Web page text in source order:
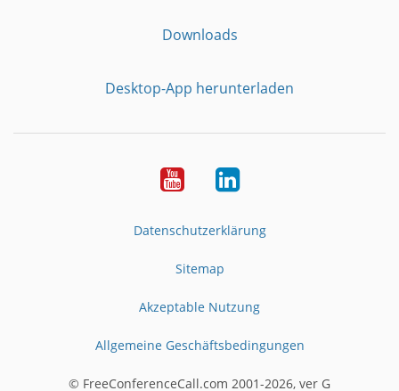
Downloads
Desktop-App herunterladen
YouTubeLinkedIn
Datenschutzerklärung
Sitemap
Akzeptable Nutzung
Allgemeine Geschäftsbedingungen
© FreeConferenceCall.com 2001-2026, ver G